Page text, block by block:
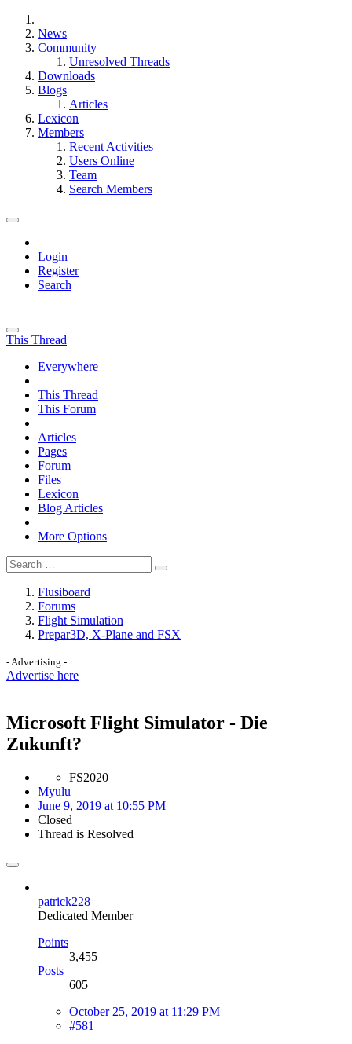
News
Community
Unresolved Threads
Downloads
Blogs
Articles
Lexicon
Members
Recent Activities
Users Online
Team
Search Members
Login
Register
Search
This Thread
Everywhere
This Thread
This Forum
Articles
Pages
Forum
Files
Lexicon
Blog Articles
More Options
Flusiboard
Forums
Flight Simulation
Prepar3D, X-Plane and FSX
- Advertising -
Advertise here
Microsoft Flight Simulator - Die
Zukunft?
FS2020
Myulu
June 9, 2019 at 10:55 PM
Closed
Thread is Resolved
patrick228
Dedicated Member
Points
3,455
Posts
605
October 25, 2019 at 11:29 PM
#581